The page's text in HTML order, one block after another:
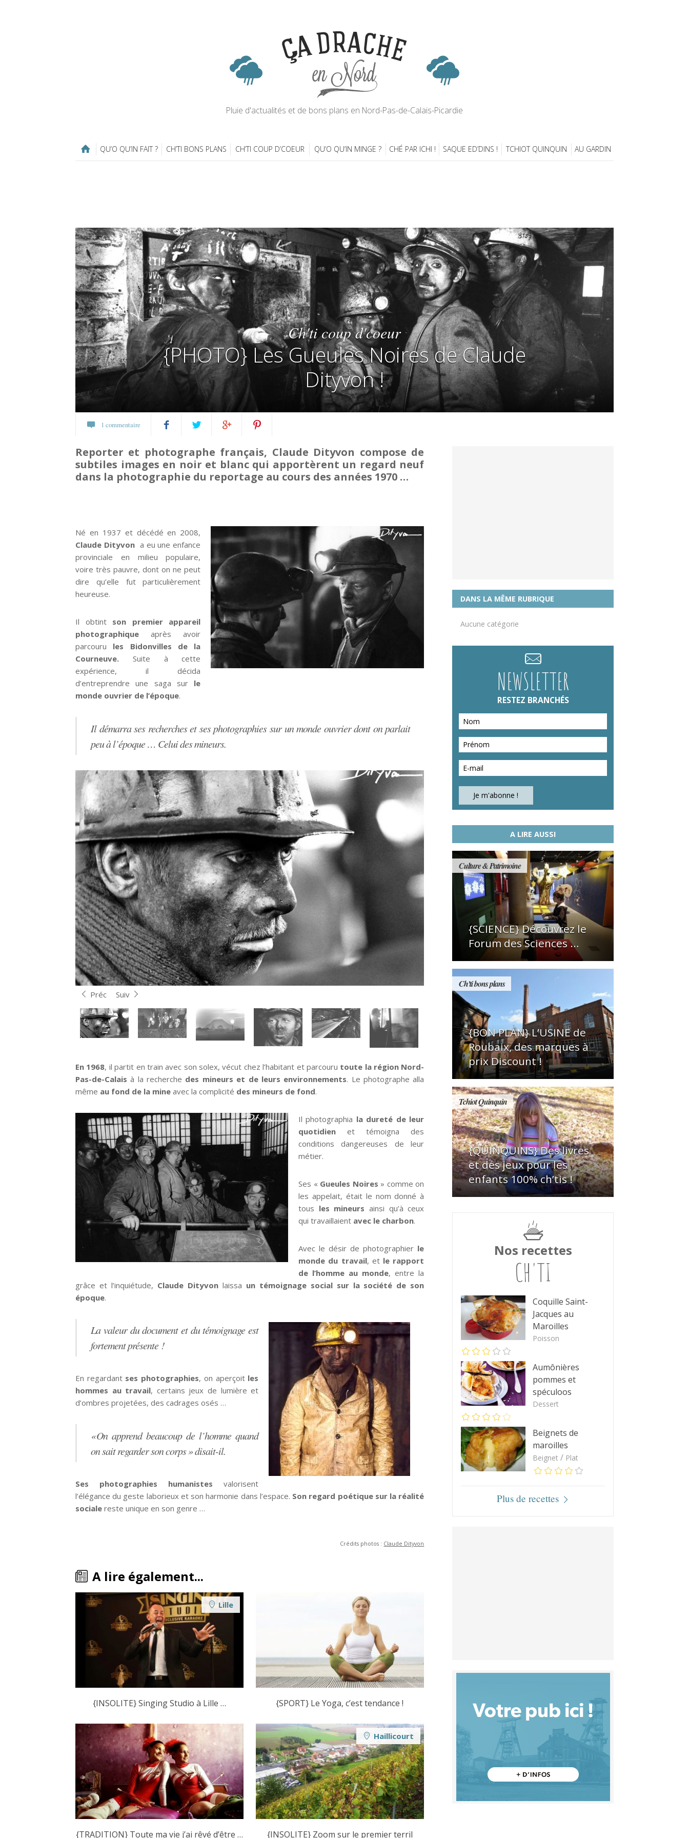
Pluie d'actualités et de bons plans en Nord-Pas-de-Calais-Picardie
QU’O QU’IN FAIT ? CH’TI BONS PLANS CH’TI COUP D’COEUR QU’O QU’IN MINGE ? CHÉ PAR ICHI ! SAQUE ED’DINS ! TCHIOT QUINQUIN AU GARDIN
Ch'ti coup d'coeur
{PHOTO} Les Gueules Noires de Claude
Dityvon !
1 commentaire
Partagez
sur
Twittez Partagez
sur
Pin
it
Reporter et photographe français, Claude Dityvon compose de
subtiles images en noir et blanc qui apportèrent un regard neuf
dans la photographie du reportage au cours des années 1970 …
Né en 1937 et décédé en 2008,
Claude Dityvon a eu une enfance
provinciale en milieu populaire,
voire très pauvre, dont on ne peut
dire qu’elle fut particulièrement
heureuse.
Il obtint son premier appareil
photographique après avoir
parcouru les Bidonvilles de la
Courneuve. Suite à cette
expérience, il décida
d’entreprendre une saga sur le
monde ouvrier de l’époque.
Il démarra ses recherches et ses photographies sur un monde ouvrier dont on parlait
peu à l’époque … Celui des mineurs.
Préc Suiv
En 1968, il partit en train avec son solex, vécut chez l’habitant et parcouru toute la région Nord-
Pas-de-Calais à la recherche des mineurs et de leurs environnements. Le photographe alla
même au fond de la mine avec la complicité des mineurs de fond.
Il photographia la dureté de leur
quotidien et témoigna des
conditions dangereuses de leur
métier.
Ses « Gueules Noires » comme on
les appelait, était le nom donné à
tous les mineurs ainsi qu’à ceux
qui travaillaient avec le charbon.
Avec le désir de photographier le
monde du travail, et le rapport
de l’homme au monde, entre la
grâce et l’inquiétude, Claude Dityvonlaissa un témoignage social sur la société de son
époque.
La valeur du document et du témoignage est
fortement présente !
En regardant ses photographies, on aperçoitles
hommes au travail, certains jeux de lumière et
d’ombres projetées, des cadrages osés …
« On apprend beaucoup de l’homme quand
on sait regarder son corps » disait-il.
Ses photographies humanistes valorisent
l’élégance du geste laborieux et son harmonie dans l’espace. Son regard poétique sur la réalité
sociale reste unique en son genre …
Crédits photos : Claude Dityvon
A lire également...
{INSOLITE} Singing Studio à Lille …
Lille
{SPORT} Le Yoga, c’est tendance !
{TRADITION} Toute ma vie j’ai rêvé d’être … {INSOLITE} Zoom sur le premier terril
Haillicourt
DANS LA MÊME RUBRIQUE
Aucune catégorie
NEWSLETTER
RESTEZ BRANCHÉS
A LIRE AUSSI
Culture & Patrimoine
{SCIENCE} Découvrez le
Forum des Sciences …
Ch'ti bons plans
{BON PLAN} L’USINE de
Roubaix, des marques à
prix Discount !
Tchiot Quinquin
{QUINQUINS} Des livres
et des jeux pour les
enfants 100% ch’tis !
Nos recettes
CH'TI
Coquille Saint-
Jacques au
Maroilles
Poisson
Aumônières
pommes et
spéculoos
Dessert
Beignets de
maroilles
Beignet / Plat
Plus de recettes